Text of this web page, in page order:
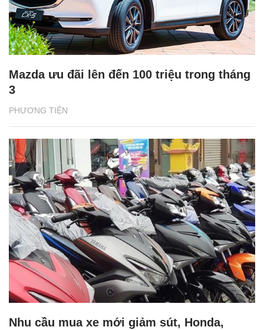
PHƯƠNG TIỆN
Mazda ưu đãi lên đến 100 triệu trong tháng
3
Nhu cầu mua xe mới giảm sút, Honda,